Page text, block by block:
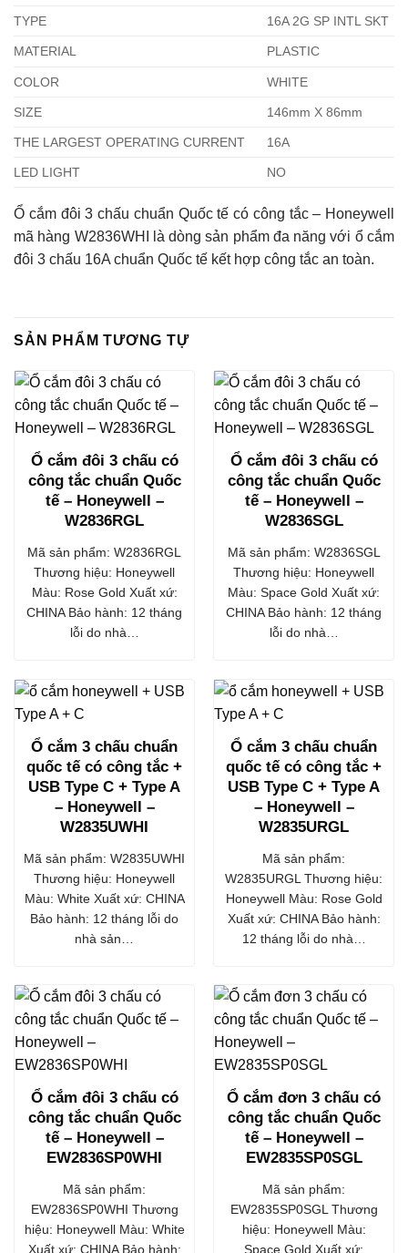
TYPE 16A 2G SP INTL SKT
MATERIAL PLASTIC
COLOR WHITE
SIZE 146mm X 86mm
THE LARGEST OPERATING CURRENT 16A
LED LIGHT NO
Ổ cắm đôi 3 chấu chuẩn Quốc tế có công tắc – Honeywell
mã hàng W2836WHI là dòng sản phẩm đa năng với ổ cắm
đôi 3 chấu 16A chuẩn Quốc tế kết hợp công tắc an toàn.
SẢN PHẨM TƯƠNG TỰ
Ổ cắm đôi 3 chấu có
công tắc chuẩn Quốc
tế – Honeywell –
W2836RGL
Mã sản phẩm: W2836RGL
Thương hiệu: Honeywell
Màu: Rose Gold Xuất xứ:
CHINA Bảo hành: 12 tháng
lỗi do nhà…
Ổ cắm đôi 3 chấu có
công tắc chuẩn Quốc
tế – Honeywell –
W2836SGL
Mã sản phẩm: W2836SGL
Thương hiệu: Honeywell
Màu: Space Gold Xuất xứ:
CHINA Bảo hành: 12 tháng
lỗi do nhà…
Ổ cắm 3 chấu chuẩn
quốc tế có công tắc +
USB Type C + Type A
– Honeywell –
W2835UWHI
Mã sản phẩm: W2835UWHI
Thương hiệu: Honeywell
Màu: White Xuất xứ: CHINA
Bảo hành: 12 tháng lỗi do
nhà sản…
Ổ cắm 3 chấu chuẩn
quốc tế có công tắc +
USB Type C + Type A
– Honeywell –
W2835URGL
Mã sản phẩm:
W2835URGL Thương hiệu:
Honeywell Màu: Rose Gold
Xuất xứ: CHINA Bảo hành:
12 tháng lỗi do nhà…
Ổ cắm đôi 3 chấu có
công tắc chuẩn Quốc
tế – Honeywell –
EW2836SP0WHI
Mã sản phẩm:
EW2836SP0WHI Thương
hiệu: Honeywell Màu: White
Xuất xứ: CHINA Bảo hành:
Ổ cắm đơn 3 chấu có
công tắc chuẩn Quốc
tế – Honeywell –
EW2835SP0SGL
Mã sản phẩm:
EW2835SP0SGL Thương
hiệu: Honeywell Màu:
Space Gold Xuất xứ: